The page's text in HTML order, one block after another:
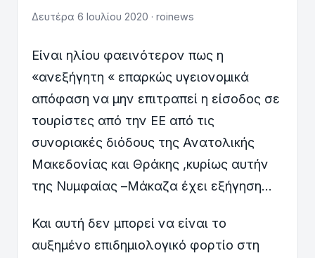
Δευτέρα 6 Ιουλίου 2020 · roinews
Είναι ηλίου φαεινότερον πως η
«ανεξήγητη « επαρκώς υγειονομικά
απόφαση να μην επιτραπεί η είσοδος σε
τουρίστες από την ΕΕ από τις
συνοριακές διόδους της Ανατολικής
Μακεδονίας και Θράκης ,κυρίως αυτήν
της Νυμφαίας –Μάκαζα έχει εξήγηση…
Και αυτή δεν μπορεί να είναι το
αυξημένο επιδημιολογικό φορτίο στη